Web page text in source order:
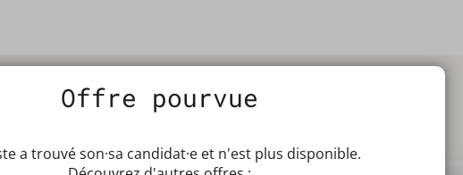
Offre pourvue
a trouvé son·sa candidat·e et n'est plus disponible.